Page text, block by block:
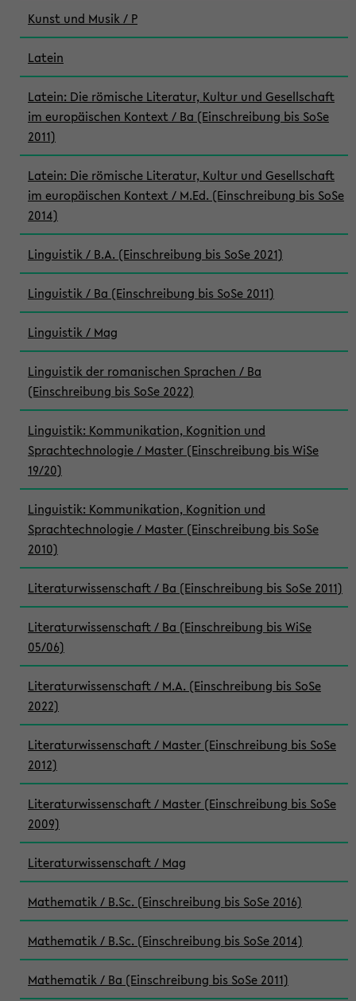
Kunst und Musik / P
Latein
Latein: Die römische Literatur, Kultur und Gesellschaft
im europäischen Kontext / Ba (Einschreibung bis SoSe
2011)
Latein: Die römische Literatur, Kultur und Gesellschaft
im europäischen Kontext / M.Ed. (Einschreibung bis SoSe
2014)
Linguistik / B.A. (Einschreibung bis SoSe 2021)
Linguistik / Ba (Einschreibung bis SoSe 2011)
Linguistik / Mag
Linguistik der romanischen Sprachen / Ba
(Einschreibung bis SoSe 2022)
Linguistik: Kommunikation, Kognition und
Sprachtechnologie / Master (Einschreibung bis WiSe
19/20)
Linguistik: Kommunikation, Kognition und
Sprachtechnologie / Master (Einschreibung bis SoSe
2010)
Literaturwissenschaft / Ba (Einschreibung bis SoSe 2011)
Literaturwissenschaft / Ba (Einschreibung bis WiSe
05/06)
Literaturwissenschaft / M.A. (Einschreibung bis SoSe
2022)
Literaturwissenschaft / Master (Einschreibung bis SoSe
2012)
Literaturwissenschaft / Master (Einschreibung bis SoSe
2009)
Literaturwissenschaft / Mag
Mathematik / B.Sc. (Einschreibung bis SoSe 2016)
Mathematik / B.Sc. (Einschreibung bis SoSe 2014)
Mathematik / Ba (Einschreibung bis SoSe 2011)